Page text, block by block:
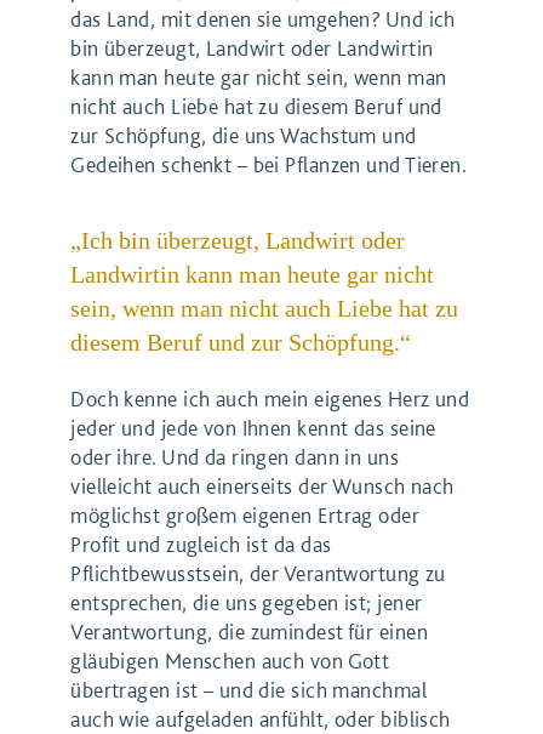
das Land, mit denen sie umgehen? Und ich
bin überzeugt, Landwirt oder Landwirtin
kann man heute gar nicht sein, wenn man
nicht auch Liebe hat zu diesem Beruf und
zur Schöpfung, die uns Wachstum und
Gedeihen schenkt – bei Pflanzen und Tieren.
„Ich bin überzeugt, Landwirt oder
Landwirtin kann man heute gar nicht
sein, wenn man nicht auch Liebe hat zu
diesem Beruf und zur Schöpfung.“
Doch kenne ich auch mein eigenes Herz und
jeder und jede von Ihnen kennt das seine
oder ihre. Und da ringen dann in uns
vielleicht auch einerseits der Wunsch nach
möglichst großem eigenen Ertrag oder
Profit und zugleich ist da das
Pflichtbewusstsein, der Verantwortung zu
entsprechen, die uns gegeben ist; jener
Verantwortung, die zumindest für einen
gläubigen Menschen auch von Gott
übertragen ist – und die sich manchmal
auch wie aufgeladen anfühlt, oder biblisch